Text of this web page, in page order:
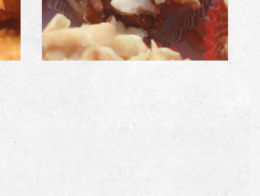
Πατ Φρουί